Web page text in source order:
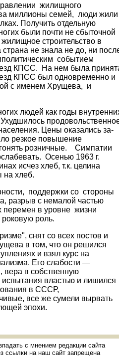
жилищного
миллионы семей, люди жили
Получить отдельную
были почти не сбыточной
строительство в
не знала не до, ни
событием
КПСС. На нем была
КПСС был одновременно и
с именем Хрущева, и
людей как годы
Цены оказались за­
резкое повышение
розничные. Симпатии
Осенью 1963 г.
исчез хлеб, т.к. це­лина
на хлеб.
поддержки со стороны
разрыв с немалой частью
перемен в уровне жизни
роль.
снят со всех постов и
в том, что он решился
и взял курс на
Его слабости —
вера в собственную
властью и лишился
в СССР,
все же сумели вырвать
эпохи.
с мнением редакции сайта
ссылки на наш сайт запрещена